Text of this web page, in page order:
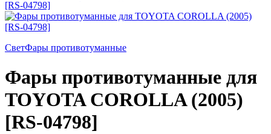
СветФары противотуманные
Фары противотуманные для
TOYOTA COROLLA (2005)
[RS-04798]